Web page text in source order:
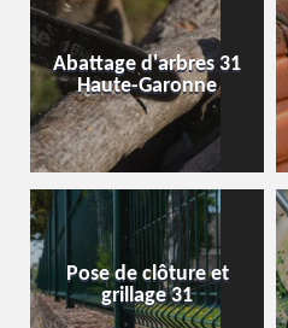
Abattage d'arbres 31
Haute-Garonne
Pose de clôture et
grillage 31